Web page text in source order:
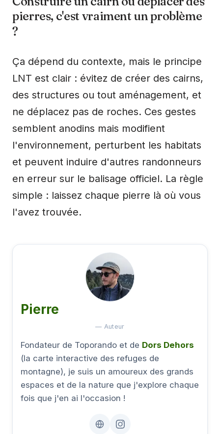
pierres, c'est vraiment un problème
?
Ça dépend du contexte, mais le principe
LNT est clair : évitez de créer des cairns,
des structures ou tout aménagement, et
ne déplacez pas de roches. Ces gestes
semblent anodins mais modifient
l'environnement, perturbent les habitats
et peuvent induire d'autres randonneurs
en erreur sur le balisage officiel. La règle
simple : laissez chaque pierre là où vous
l'avez trouvée.
Pierre
— Auteur
Fondateur de Toporando et de Dors Dehors
(la carte interactive des refuges de
montagne), je suis un amoureux des grands
espaces et de la nature que j'explore chaque
fois que j'en ai l'occasion !